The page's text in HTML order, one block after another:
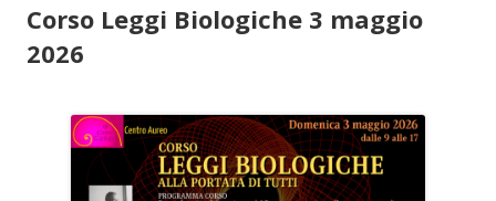
Corso Leggi Biologiche 3 maggio
2026